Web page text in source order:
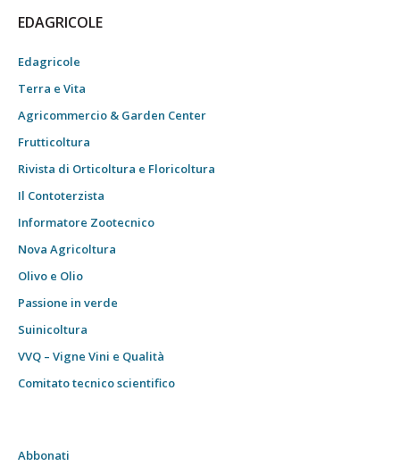
EDAGRICOLE
Edagricole
Terra e Vita
Agricommercio & Garden Center
Frutticoltura
Rivista di Orticoltura e Floricoltura
Il Contoterzista
Informatore Zootecnico
Nova Agricoltura
Olivo e Olio
Passione in verde
Suinicoltura
VVQ – Vigne Vini e Qualità
Comitato tecnico scientifico
Abbonati